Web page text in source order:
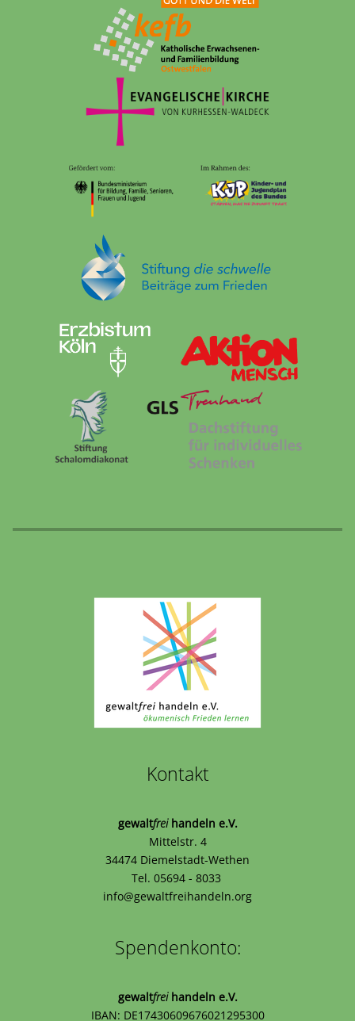
Kontakt
gewaltfreihandeln e.V.
Mittelstr. 4
34474 Diemelstadt-Wethen
Tel. 05694 - 8033
info@gewaltfreihandeln.org
Spendenkonto:
gewaltfreihandeln e.V.
IBAN: DE17430609676021295300